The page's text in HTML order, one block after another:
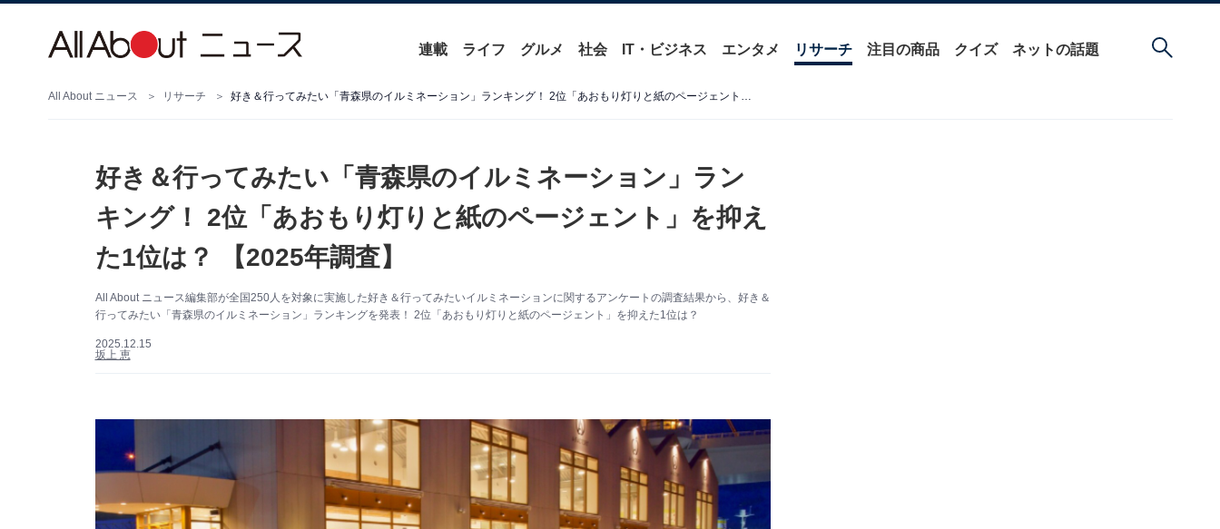
連載 ライフ グルメ 社会 IT・ビジネス エンタメ リサーチ 注目の商品 クイズ ネットの話題
All About ニュース リサーチ 好き＆行ってみたい「青森県のイルミネーション」ランキング！ 2位「あおもり灯りと紙のページェント」を抑えた1位は？ 【2025年調査】
好き＆行ってみたい「青森県のイルミネーション」ラン
キング！ 2位「あおもり灯りと紙のページェント」を抑え
た1位は？ 【2025年調査】
All About ニュース編集部が全国250人を対象に実施した好き＆行ってみたいイルミネーションに関するアンケートの調査結果から、好き＆
行ってみたい「青森県のイルミネーション」ランキングを発表！ 2位「あおもり灯りと紙のページェント」を抑えた1位は？
2025.12.15
坂上 恵